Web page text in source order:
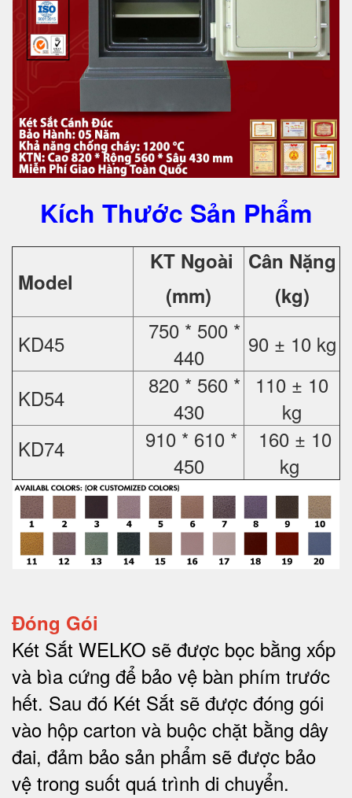
Kích Thước Sản Phẩm
Model
KT Ngoài
(mm)
Cân Nặng
(kg)
KD45
750 * 500 *
440
90 ± 10 kg
KD54
820 * 560 *
430
110 ± 10
kg
KD74
910 * 610 *
450
160 ± 10
kg
Đóng Gói
Két Sắt WELKO sẽ được bọc bằng xốp
và bìa cứng để bảo vệ bàn phím trước
hết. Sau đó Két Sắt sẽ được đóng gói
vào hộp carton và buộc chặt bằng dây
đai, đảm bảo sản phẩm sẽ được bảo
vệ trong suốt quá trình di chuyển.